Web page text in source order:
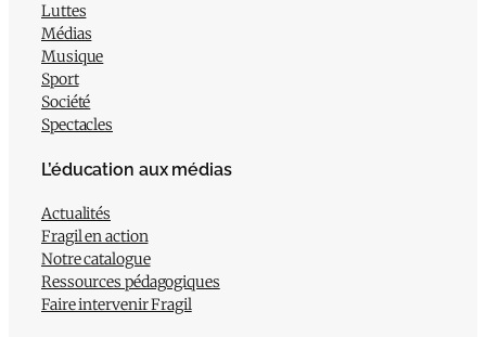
Luttes
Médias
Musique
Sport
Société
Spectacles
L’éducation aux médias
Actualités
Fragil en action
Notre catalogue
Ressources pédagogiques
Faire intervenir Fragil